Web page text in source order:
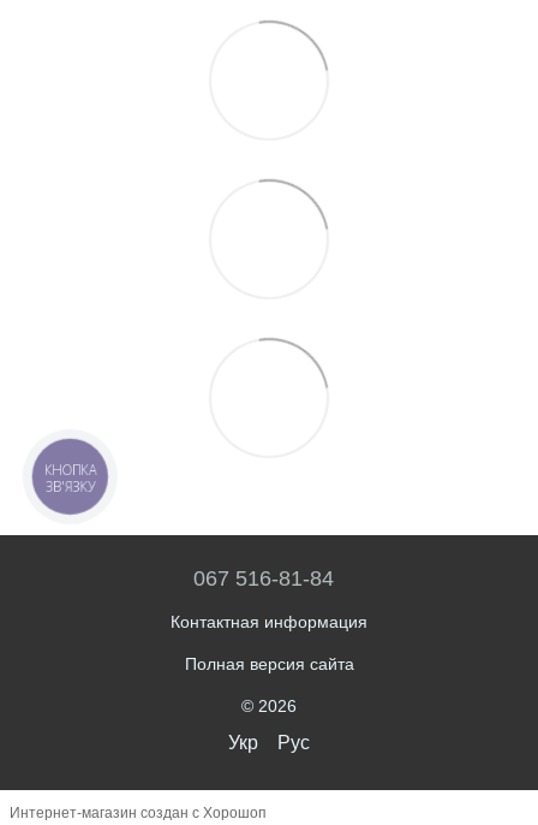
067 516-81-84
Контактная информация
Полная версия сайта
© 2026
Укр Рус
Интернет-магазин создан с Хорошоп
КНОПКА
ЗВ'ЯЗКУ